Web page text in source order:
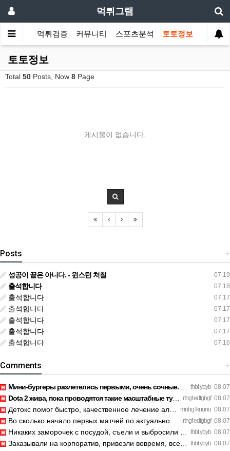
먹튀그램
먹튀검증 커뮤니티 스포츠분석 토토정보
토토정보
Total 50 Posts, Now 8 Page
게시물이 없습니다.
+
Posts
07.19
성공이 끝은 아니다. - 윈스턴 처칠
07.18
출석합니다
07.17
출석합니다
07.17
출석합니다
07.17
출석합니다
07.17
출석합니다
07.16
출석합니다
+
Comments
thbt ybyb 08.07
Мини-бургеры разлетелись первыми, очень сочные. https://inte…
rthgf edfgbgf 08.07
Dota 2 жива, пока проводятся такие масштабные турниры. https…
mnhg lknunu 08.07
Детокс помог быстро, качественное лечение алкоголизма Санкт-…
rthgf edfgbgf 08.07
Во сколько начало первых матчей по актуальному расписанию? h…
thbt ybyb 08.07
Никаких заморочек с посудой, съели и выбросили шпажки. https…
thbt ybyb 08.07
Заказывали на корпоратив, привезли вовремя, все свежее. http…